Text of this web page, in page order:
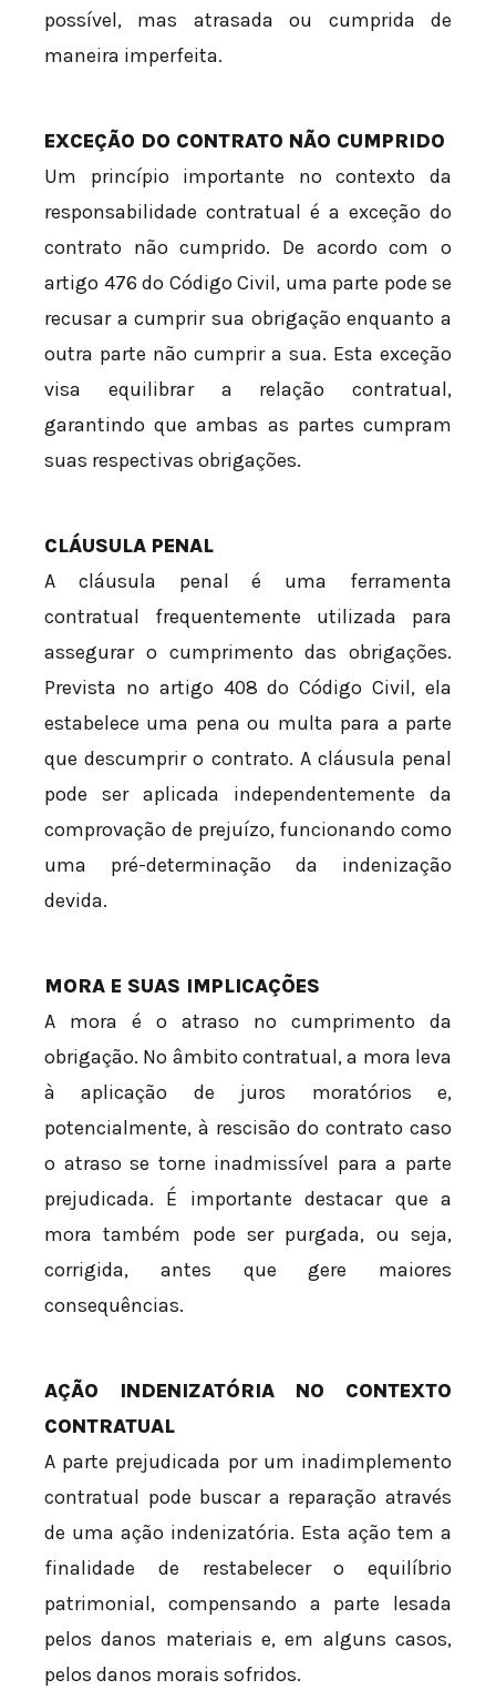
possível, mas atrasada ou cumprida de
maneira imperfeita.
EXCEÇÃO DO CONTRATO NÃO CUMPRIDO
Um princípio importante no contexto da
responsabilidade contratual é a exceção do
contrato não cumprido. De acordo com o
artigo 476 do Código Civil, uma parte pode se
recusar a cumprir sua obrigação enquanto a
outra parte não cumprir a sua. Esta exceção
visa equilibrar a relação contratual,
garantindo que ambas as partes cumpram
suas respectivas obrigações.
CLÁUSULA PENAL
A cláusula penal é uma ferramenta
contratual frequentemente utilizada para
assegurar o cumprimento das obrigações.
Prevista no artigo 408 do Código Civil, ela
estabelece uma pena ou multa para a parte
que descumprir o contrato. A cláusula penal
pode ser aplicada independentemente da
comprovação de prejuízo, funcionando como
uma pré-determinação da indenização
devida.
MORA E SUAS IMPLICAÇÕES
A mora é o atraso no cumprimento da
obrigação. No âmbito contratual, a mora leva
à aplicação de juros moratórios e,
potencialmente, à rescisão do contrato caso
o atraso se torne inadmissível para a parte
prejudicada. É importante destacar que a
mora também pode ser purgada, ou seja,
corrigida, antes que gere maiores
consequências.
AÇÃO INDENIZATÓRIA NO CONTEXTO
CONTRATUAL
A parte prejudicada por um inadimplemento
contratual pode buscar a reparação através
de uma ação indenizatória. Esta ação tem a
finalidade de restabelecer o equilíbrio
patrimonial, compensando a parte lesada
pelos danos materiais e, em alguns casos,
pelos danos morais sofridos.